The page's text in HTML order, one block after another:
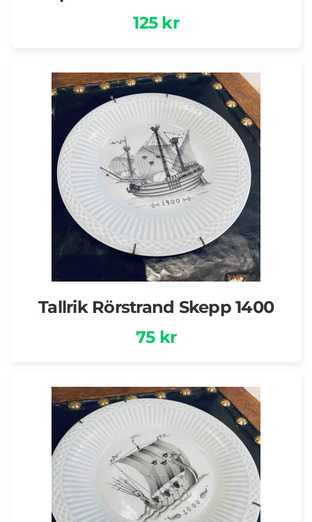
125 kr
Tallrik Rörstrand Skepp 1400
75 kr